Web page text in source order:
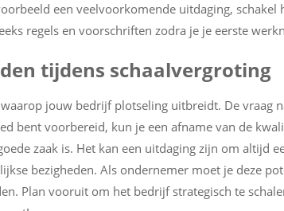
een veelvoorkomende uitdaging, schakel
regels en voorschriften zodra je je eerste
tijdens schaalvergroting
jouw bedrijf plotseling uitbreidt. De vraag
bent voorbereid, kun je een afname van de
zaak is. Het kan een uitdaging zijn om altijd
bezigheden. Als ondernemer moet je deze
Plan vooruit om het bedrijf strategisch te